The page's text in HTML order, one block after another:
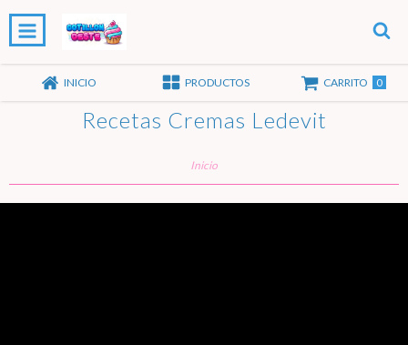
INICIO PRODUCTOS CARRITO 0
Recetas Cremas Ledevit
Inicio